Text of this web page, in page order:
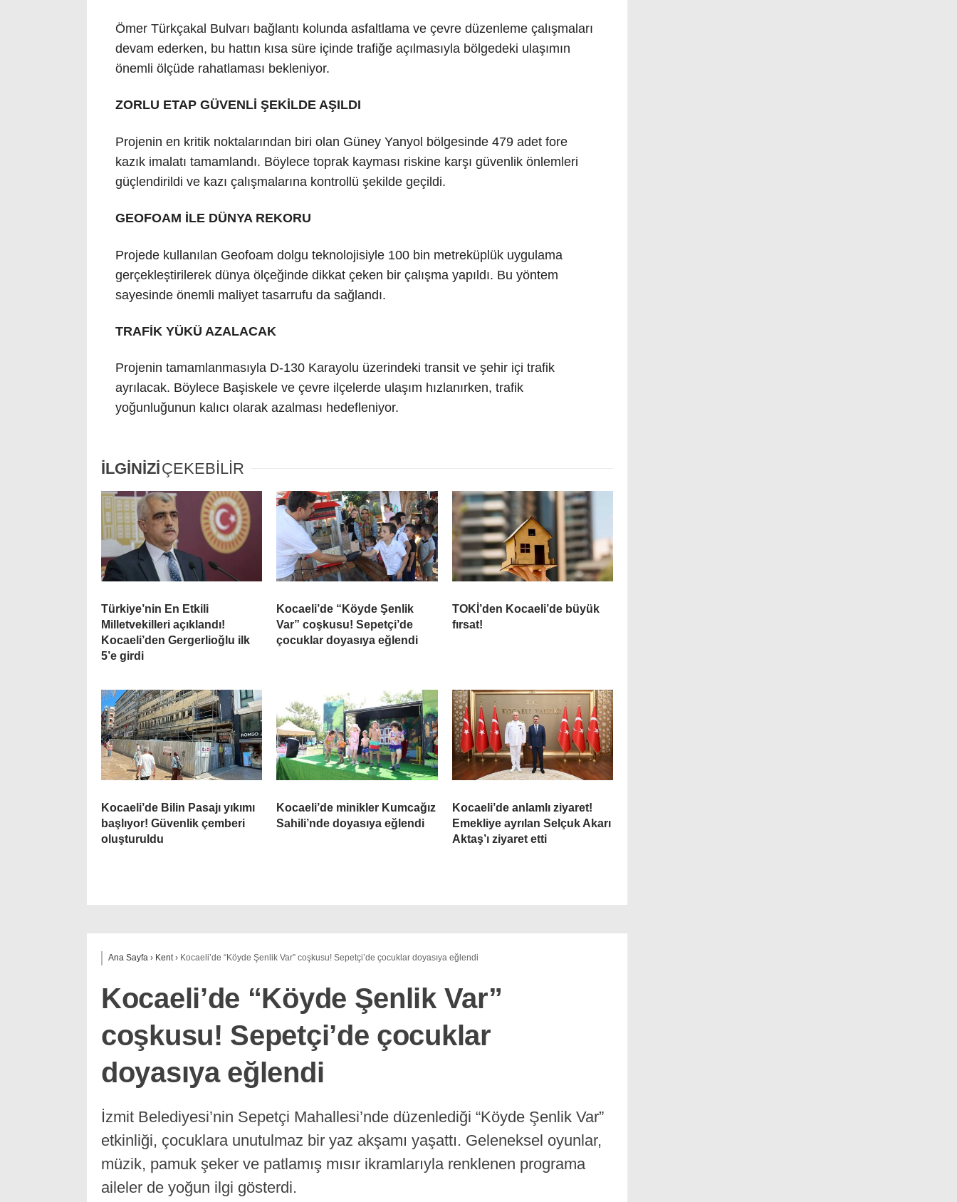
Ömer Türkçakal Bulvarı bağlantı kolunda asfaltlama ve çevre düzenleme çalışmaları
devam ederken, bu hattın kısa süre içinde trafiğe açılmasıyla bölgedeki ulaşımın
önemli ölçüde rahatlaması bekleniyor.
ZORLU ETAP GÜVENLİ ŞEKİLDE AŞILDI
Projenin en kritik noktalarından biri olan Güney Yanyol bölgesinde 479 adet fore
kazık imalatı tamamlandı. Böylece toprak kayması riskine karşı güvenlik önlemleri
güçlendirildi ve kazı çalışmalarına kontrollü şekilde geçildi.
GEOFOAM İLE DÜNYA REKORU
Projede kullanılan Geofoam dolgu teknolojisiyle 100 bin metreküplük uygulama
gerçekleştirilerek dünya ölçeğinde dikkat çeken bir çalışma yapıldı. Bu yöntem
sayesinde önemli maliyet tasarrufu da sağlandı.
TRAFİK YÜKÜ AZALACAK
Projenin tamamlanmasıyla D-130 Karayolu üzerindeki transit ve şehir içi trafik
ayrılacak. Böylece Başiskele ve çevre ilçelerde ulaşım hızlanırken, trafik
yoğunluğunun kalıcı olarak azalması hedefleniyor.
İLGİNİZİÇEKEBİLİR
Türkiye’nin En Etkili
Milletvekilleri açıklandı!
Kocaeli’den Gergerlioğlu ilk
5’e girdi
Kocaeli’de “Köyde Şenlik
Var” coşkusu! Sepetçi’de
çocuklar doyasıya eğlendi
TOKİ’den Kocaeli’de büyük
fırsat!
Kocaeli’de Bilin Pasajı yıkımı
başlıyor! Güvenlik çemberi
oluşturuldu
Kocaeli’de minikler Kumcağız
Sahili’nde doyasıya eğlendi
Kocaeli’de anlamlı ziyaret!
Emekliye ayrılan Selçuk Akarı
Aktaş’ı ziyaret etti
Ana Sayfa › Kent› Kocaeli’de “Köyde Şenlik Var” coşkusu! Sepetçi’de çocuklar doyasıya eğlendi
Kocaeli’de “Köyde Şenlik Var”
coşkusu! Sepetçi’de çocuklar
doyasıya eğlendi
İzmit Belediyesi’nin Sepetçi Mahallesi’nde düzenlediği “Köyde Şenlik Var”
etkinliği, çocuklara unutulmaz bir yaz akşamı yaşattı. Geleneksel oyunlar,
müzik, pamuk şeker ve patlamış mısır ikramlarıyla renklenen programa
aileler de yoğun ilgi gösterdi.